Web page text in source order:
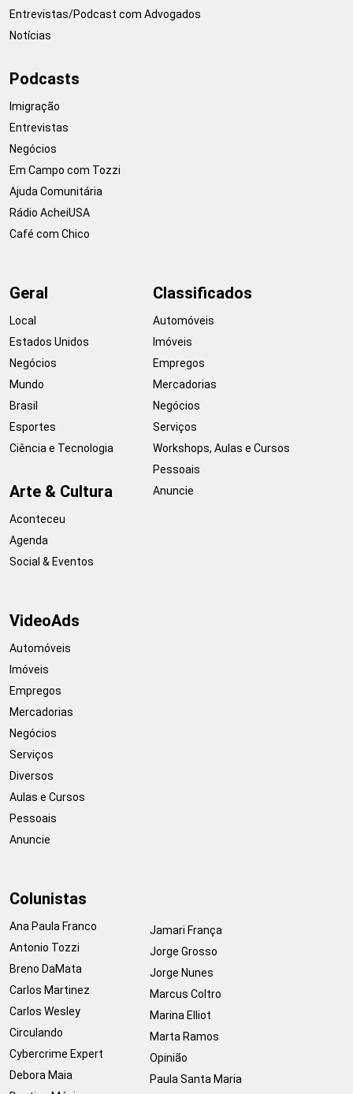
Entrevistas/Podcast com Advogados
Notícias
Podcasts
Imigração
Entrevistas
Negócios
Em Campo com Tozzi
Ajuda Comunitária
Rádio AcheiUSA
Café com Chico
Geral
Local
Estados Unidos
Negócios
Mundo
Brasil
Esportes
Ciência e Tecnologia
Arte & Cultura
Aconteceu
Agenda
Social & Eventos
Classificados
Automóveis
Imóveis
Empregos
Mercadorias
Negócios
Serviços
Workshops, Aulas e Cursos
Pessoais
Anuncie
VideoAds
Automóveis
Imóveis
Empregos
Mercadorias
Negócios
Serviços
Diversos
Aulas e Cursos
Pessoais
Anuncie
Colunistas
Ana Paula Franco
Antonio Tozzi
Breno DaMata
Carlos Martinez
Carlos Wesley
Circulando
Cybercrime Expert
Debora Maia
Jamari França
Jorge Grosso
Jorge Nunes
Marcus Coltro
Marina Elliot
Marta Ramos
Opinião
Paula Santa Maria